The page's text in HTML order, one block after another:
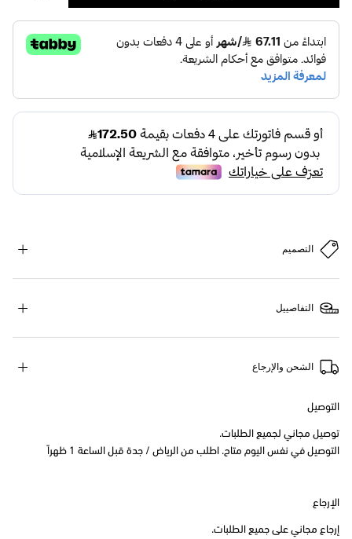
التصميم
التفاصييل
الشحن والإرجاع
التوصيل
توصيل مجاني لجميع الطلبات.
التوصيل في نفس اليوم متاح. اطلب من الرياض / جدة قبل الساعة 1 ظهراً
الإرجاع
إرجاع مجاني على جميع الطلبات.